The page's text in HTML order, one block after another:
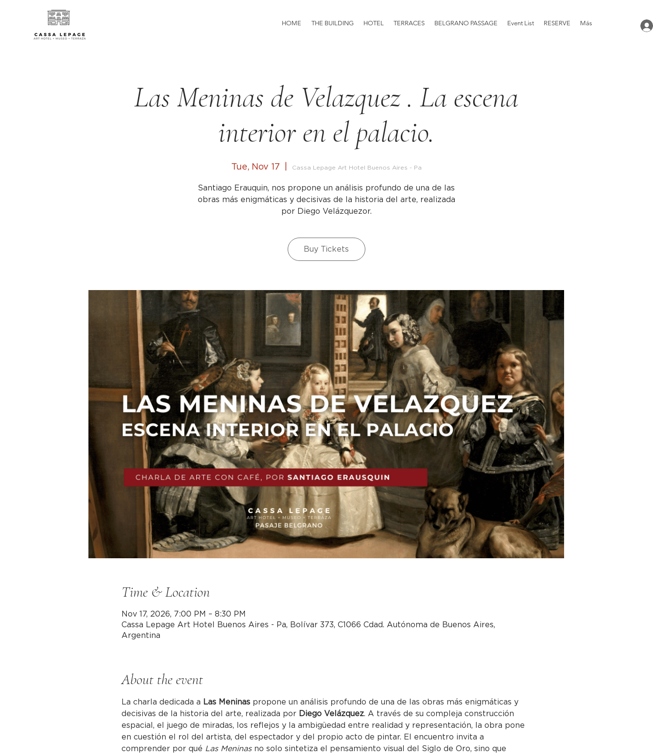
HOME THE BUILDING HOTEL TERRACES BELGRANO PASSAGE Event List RESERVE Más
Las Meninas de Velazquez . La escena
interior en el palacio.
Tue, Nov 17 Cassa Lepage Art Hotel Buenos Aires - Pa
Santiago Erauquin, nos propone un análisis profundo de una de las
obras más enigmáticas y decisivas de la historia del arte, realizada
por Diego Velázquezor.
Buy Tickets
Time & Location
Nov 17, 2026, 7:00 PM – 8:30 PM
Cassa Lepage Art Hotel Buenos Aires - Pa, Bolívar 373, C1066 Cdad. Autónoma de Buenos Aires,
Argentina
About the event
La charla dedicada a Las Meninas propone un análisis profundo de una de las obras más enigmáticas y
decisivas de la historia del arte, realizada por Diego Velázquez. A través de su compleja construcción
espacial, el juego de miradas, los reflejos y la ambigüedad entre realidad y representación, la obra pone
en cuestión el rol del artista, del espectador y del propio acto de pintar. El encuentro invita a
comprender por qué Las Meninas no solo sintetiza el pensamiento visual del Siglo de Oro, sino que